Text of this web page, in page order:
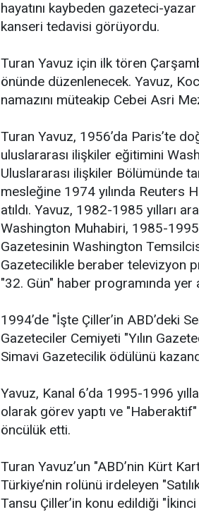
hayatını kaybeden gazeteci-
kanseri tedavisi görüyordu.
Turan Yavuz için ilk tören
önünde düzenlenecek. Yavuz,
namazını müteakip Cebei Asri
Turan Yavuz, 1956’da Paris’te
uluslararası ilişkiler eğitimini
Uluslararası ilişkiler Bölümünde
mesleğine 1974 yılında Reuters
atıldı. Yavuz, 1982-1985 yılları
Washington Muhabiri, 1985-1995
Gazetesinin Washington
Gazetecilikle beraber televizyon
"32. Gün" haber programında yer
1994’de "İşte Çiller’in ABD’deki
Gazeteciler Cemiyeti "Yılın
Simavi Gazetecilik ödülünü
Yavuz, Kanal 6’da 1995-1996
olarak görev yaptı ve
öncülük etti.
Turan Yavuz’un "ABD’nin Kürt
Türkiye’nin rolünü irdeleyen
Tansu Çiller’in konu edildiği "İkinci